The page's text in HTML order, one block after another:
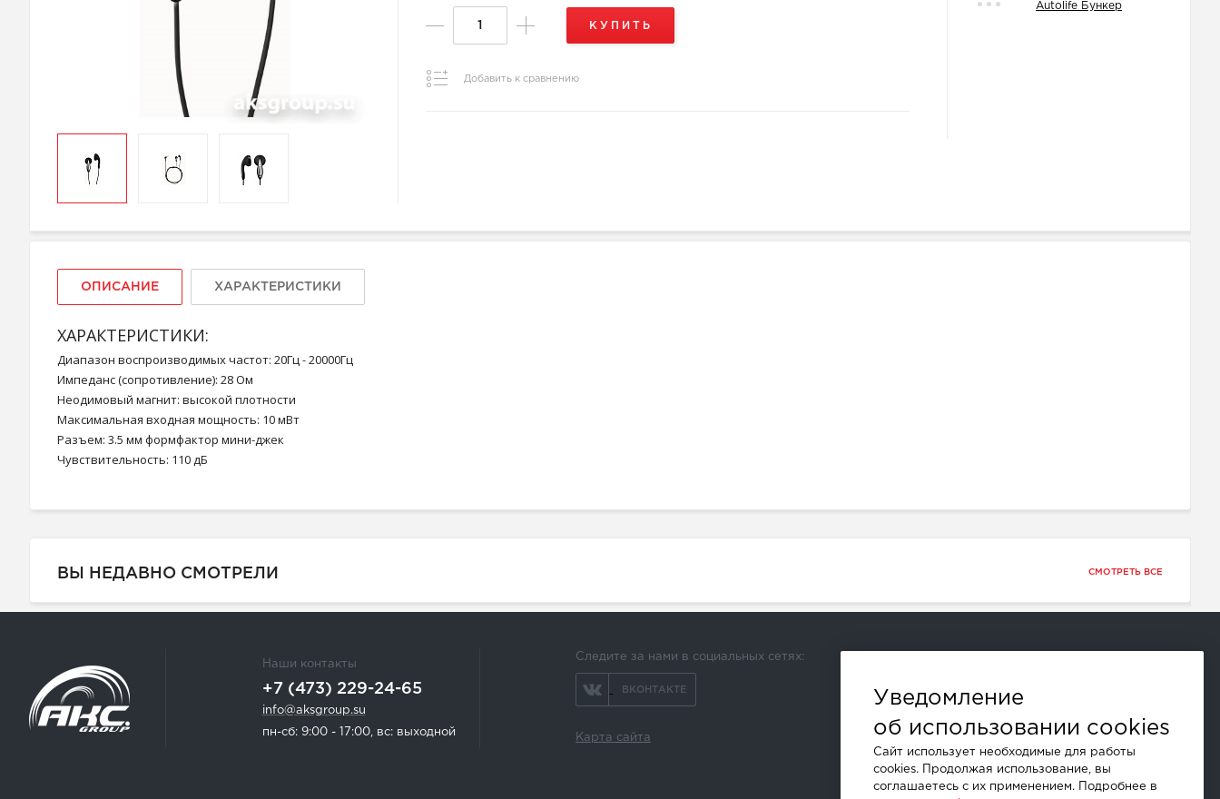
КУПИТЬ
Добавить к сравнению
Autolife Бункер
ОПИСАНИЕ ХАРАКТЕРИСТИКИ
ХАРАКТЕРИСТИКИ:
Диапазон воспроизводимых частот: 20Гц - 20000Гц
Импеданс (сопротивление): 28 Ом
Неодимовый магнит: высокой плотности
Максимальная входная мощность: 10 мВт
Разъем: 3.5 мм формфактор мини-джек
Чувствительность: 110 дБ
ВЫ НЕДАВНО СМОТРЕЛИ СМОТРЕТЬ ВСЕ
Наши контакты
+7 (473) 229-24-65
info@aksgroup.su
пн-сб: 9:00 - 17:00, вс: выходной
Следите за нами в социальных сетях:
ВКОНТАКТЕ
Карта сайта
и другие
Уведомление
об использовании cookies
Сайт использует необходимые для работы
cookies. Продолжая использование, вы
соглашаетесь с их применением. Подробнее в